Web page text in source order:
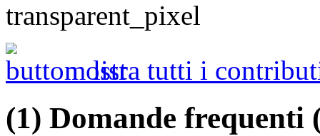
mostra tutti i
(1) Domande